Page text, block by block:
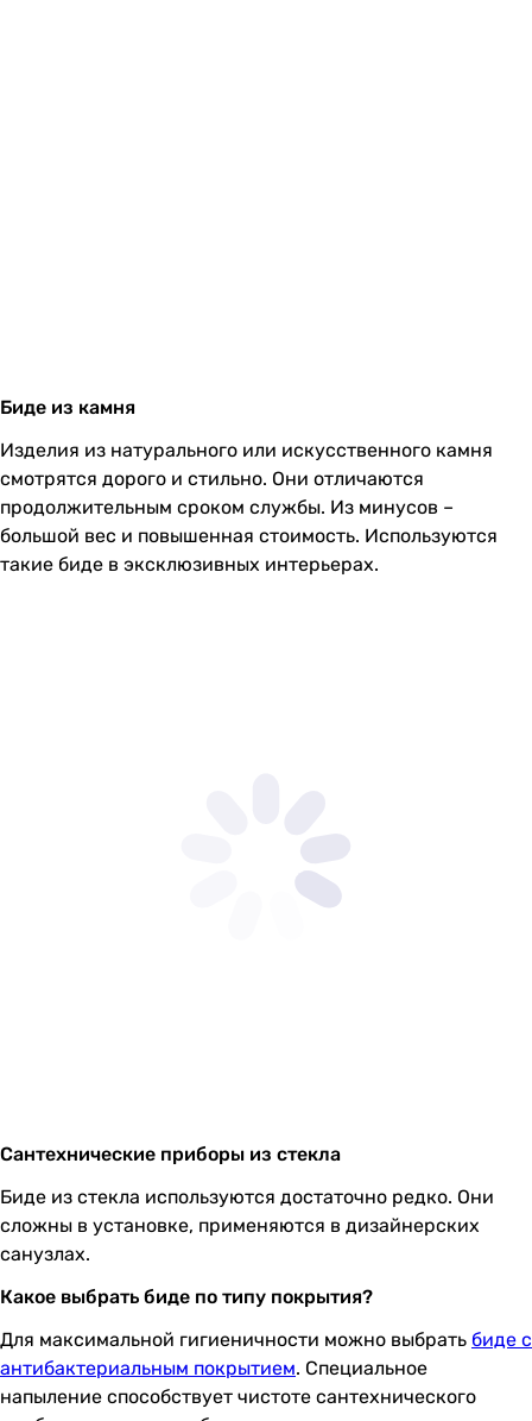
Биде из камня
Изделия из натурального или искусственного камня
смотрятся дорого и стильно. Они отличаются
продолжительным сроком службы. Из минусов –
большой вес и повышенная стоимость. Используются
такие биде в эксклюзивных интерьерах.
Сантехнические приборы из стекла
Биде из стекла используются достаточно редко. Они
сложны в установке, применяются в дизайнерских
санузлах.
Какое выбрать биде по типу покрытия?
Для максимальной гигиеничности можно выбрать биде с
антибактериальным покрытием. Специальное
напыление способствует чистоте сантехнического